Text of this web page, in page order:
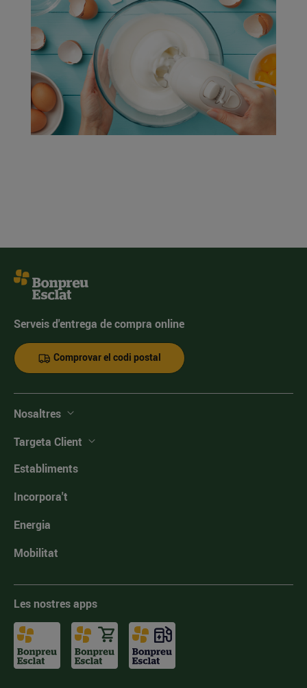
Serveis d'entrega de compra online
Comprovar el codi postal
Nosaltres
Targeta Client
Establiments
Incorpora't
Energia
Mobilitat
Les nostres apps